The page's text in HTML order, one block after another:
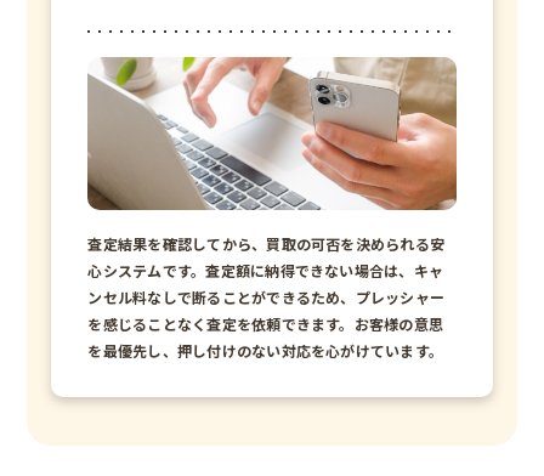
査定結果を確認してから、買取の可否を決められる安
心システムです。査定額に納得できない場合は、キャ
ンセル料なしで断ることができるため、プレッシャー
を感じることなく査定を依頼できます。お客様の意思
を最優先し、押し付けのない対応を心がけています。